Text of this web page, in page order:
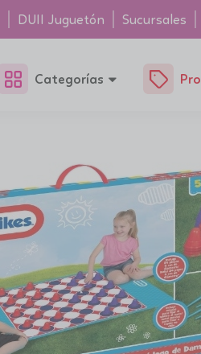
DUII Juguetón Sucursales
Categorías